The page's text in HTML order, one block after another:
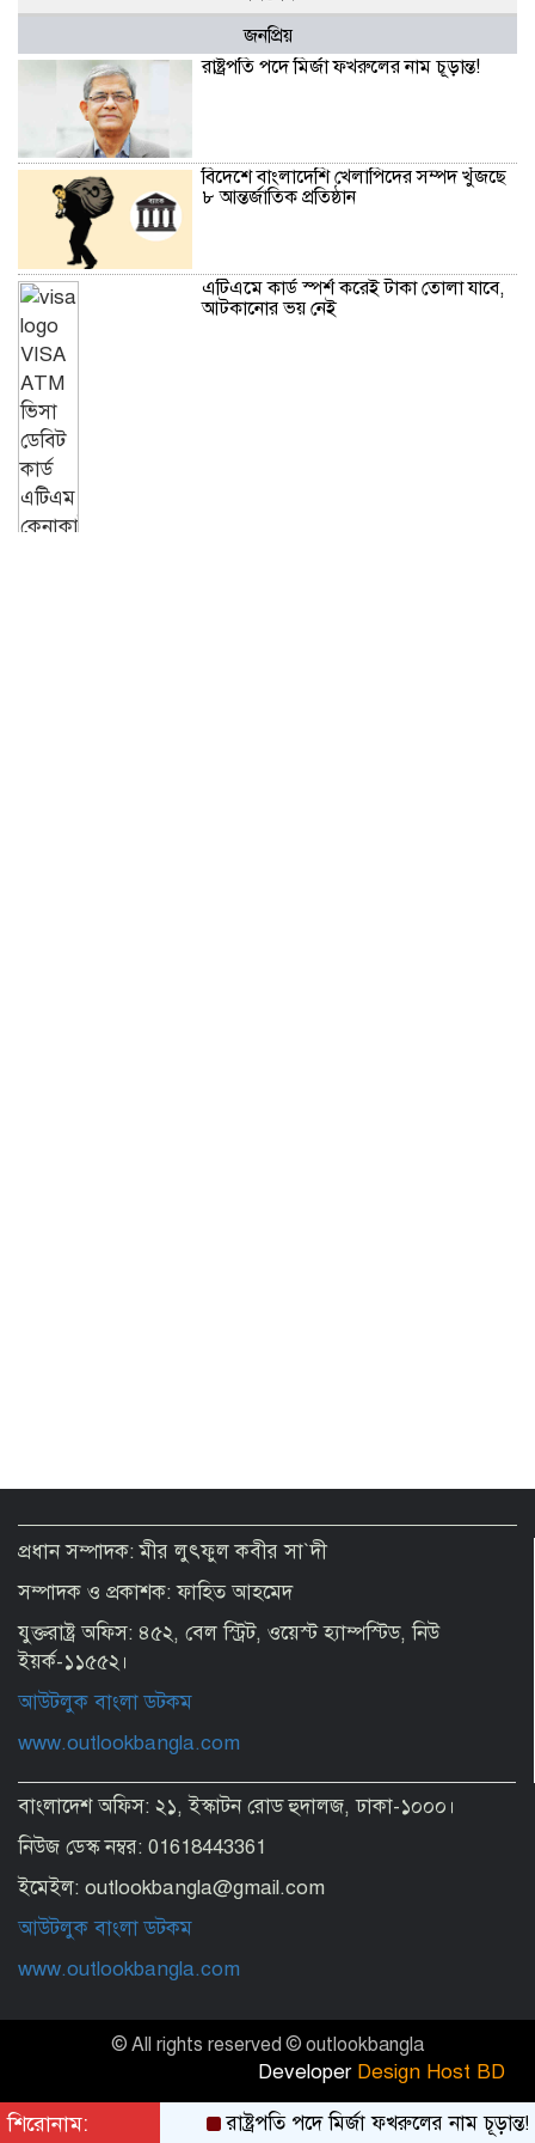
জনপ্রিয়
রাষ্ট্রপতি পদে মির্জা ফখরুলের নাম চূড়ান্ত!
বিদেশে বাংলাদেশি খেলাপিদের সম্পদ খুঁজছে
৮ আন্তর্জাতিক প্রতিষ্ঠান
এটিএমে কার্ড স্পর্শ করেই টাকা তোলা যাবে,
আটকানোর ভয় নেই
পুলিশে থাকা গুপ্ত-ফ্যাসিস্টের দোসররা
বাহিনীর মনোবল ক্ষতিগ্রস্ত করছে
প্রধান সম্পাদক: মীর লুৎফুল কবীর সা`দী
সম্পাদক ও প্রকাশক: ফাহিত আহমেদ
যুক্তরাষ্ট্র অফিস: ৪৫২, বেল স্ট্রিট, ওয়েস্ট হ্যাম্পস্টিড, নিউ
ইয়র্ক-১১৫৫২।
আউটলুক বাংলা ডটকম
www.outlookbangla.com
বাংলাদেশ অফিস: ২১, ইস্কাটন রোড হুদালজ, ঢাকা-১০০০।
নিউজ ডেস্ক নম্বর: 01618443361
ইমেইল: outlookbangla@gmail.com
আউটলুক বাংলা ডটকম
www.outlookbangla.com
শিরোনাম: রাষ্ট্রপতি পদে মির্জা ফখরুলের নাম চূড়ান্ত!
© All rights reserved © outlookbangla
Developer Design Host BD